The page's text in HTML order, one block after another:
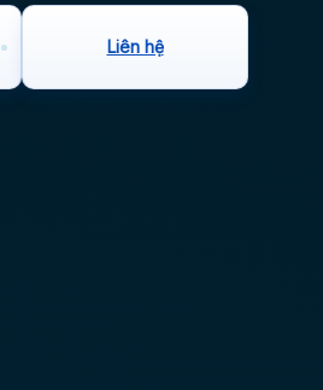
Liên hệ